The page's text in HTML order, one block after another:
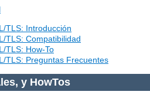
TLS: Introducción
TLS: Compatibilidad
TLS: How-To
TLS: Preguntas Frecuentes
y HowTos